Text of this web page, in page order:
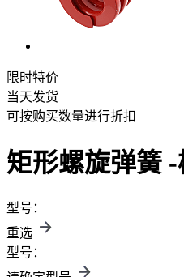
限时特价
当天发货
可按购买数量进行折扣
矩形螺旋弹簧
型号：
重选
型号：